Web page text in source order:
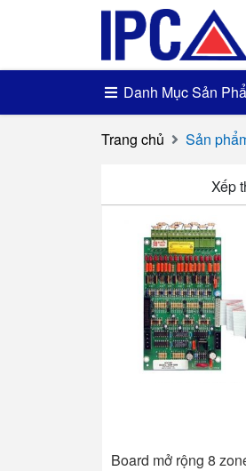
Danh Mục Sản
Trang chủ Sản
Xếp
Board mở rộng 8